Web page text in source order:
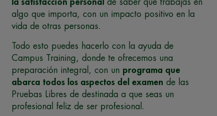
la satisfacción personal
de saber que trabajas en
algo que importa, con un impacto positivo en la
vida de otras personas.
Todo esto puedes hacerlo con la ayuda de
Campus Training, donde te ofrecemos una
preparación integral, con un programa que
abarca todos los aspectos del examen de las
Pruebas Libres de destinada a que seas un
profesional feliz de ser profesional.